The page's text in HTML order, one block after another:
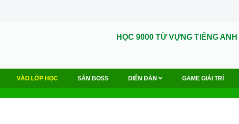
HỌC 9000 TỪ VỰNG TIẾNG ANH
VÀO LỚP HỌC SĂN BOSS DIỄN ĐÀN GAME GIẢI TRÍ